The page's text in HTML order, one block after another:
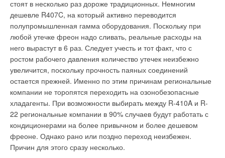
стоят в несколько раз дороже традиционных. Немногим
дешевле R407C, на который активно переводится
полупромышленная гамма оборудования. Поскольку при
любой утечке фреон надо сливать, реальные расходы на
него вырастут в 6 раз. Следует учесть и тот факт, что с
ростом рабочего давления количество утечек неизбежно
увеличится, поскольку прочность паяных соединений
остается прежней. Именно по этим причинам региональные
компании не торопятся переходить на озонобезопасные
хладагенты. При возможности выбирать между R-410A и R-
22 региональные компании в 90% случаев будут работать с
кондиционерами на более привычном и более дешевом
фреоне. Однако рано или поздно переход неизбежен.
Причин для этого сразу несколько.
или devimat™ (150 Вт/м2). Толщина слоя плиточного клея —
3–5 мм. Синтетическая сетка нагревательного мата
devimat™ имеет клеевой слой и может быть быстро и легко
установлена на чистую поверхность пола. Для достижения
оптимального комфорта и экономичности системы
рекомендуется использовать терморегуляторы с простым
или интеллектуальным таймером — devireg™ 540 или
devireg™ 550. Возможно применение терморегуляторов с
датчиком температуры пола devireg™ 130 или 520.
Установленный таким образом devimat™ не увеличивает
габаритную высоту конструкции и сохраняет структуру пола.
Выбор терморегуляторов devireg™
производителем современного оборудования, качественного
сырья, и, что немаловажно, надежностью партнера. Данные
факторы с уверенностью позволяют утверждать, что
поставляемые компанией «Эгопласт» полипропиленовые
трубы и фитинги имеют высокое качество и соответствуют
мировым стандартам.
Читайте по теме:
→
Этажные коллекторные узлы Pro Aqua — эффективное
использование и возможность индивидуального учёта
тепла
→
Технопарк»